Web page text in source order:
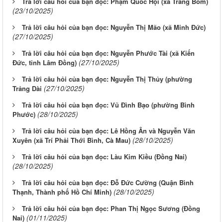
(23/10/2025)
Trả lời câu hỏi của bạn đọc: Nguyễn Thị Mão (xã Minh Đức)
(27/10/2025)
Trả lời câu hỏi của bạn đọc: Nguyễn Phước Tài (xã Kiến
Đức, tỉnh Lâm Đồng) (27/10/2025)
Trả lời câu hỏi của bạn đọc: Nguyễn Thị Thủy (phường
Trảng Dài (27/10/2025)
Trả lời câu hỏi của bạn đọc: Vũ Đình Bạo (phường Bình
Phước) (28/10/2025)
Trả lời câu hỏi của bạn đọc: Lê Hồng Ân và Nguyễn Văn
Xuyên (xã Trí Phải Thới Bình, Cà Mau) (28/10/2025)
Trả lời câu hỏi của bạn đọc: Làu Kim Kiều (Đồng Nai)
(28/10/2025)
Trả lời câu hỏi của bạn đọc: Đỗ Đức Cường (Quận Bình
Thạnh, Thành phố Hồ Chí Minh) (28/10/2025)
Trả lời câu hỏi của bạn đọc: Phan Thị Ngọc Sương (Đồng
Nai) (01/11/2025)